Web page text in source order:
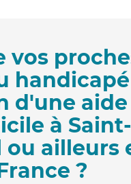
vos
d'une aide
à Saint-
ailleurs
?